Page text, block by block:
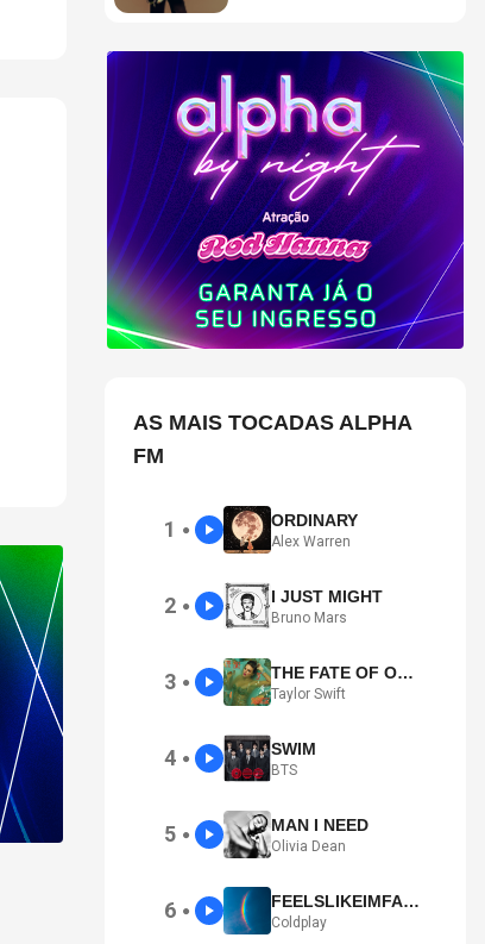
AS MAIS TOCADAS ALPHA
FM
1 ● ORDINARY
Alex Warren
2 ● I JUST MIGHT
Bruno Mars
3 ● THE FATE OF OPHELIA
Taylor Swift
4 ● SWIM
BTS
5 ● MAN I NEED
Olivia Dean
6 ● FEELSLIKEIMFALLINGINLOVE
Coldplay